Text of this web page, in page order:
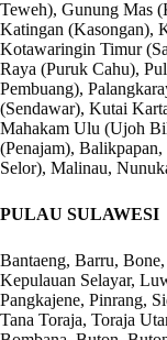
Teweh), Gunung Mas
Katingan (Kasongan),
Kotawaringin Timur
Raya (Puruk Cahu),
Pembuang),
(Sendawar), Kutai
Mahakam Ulu (Ujoh
(Penajam),
Selor), Malinau,
PULAU SULAWESI
Bantaeng, Barru,
Kepulauan Selayar,
Pangkajene, Pinrang,
Tana Toraja, Toraja